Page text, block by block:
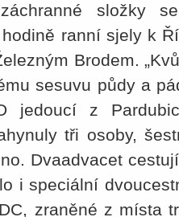
složky
ranní sjely k
Brodem.
sesuvu půdy a
jedoucí z
tři osoby,
Dvaadvacet
i speciální
zraněné z místa